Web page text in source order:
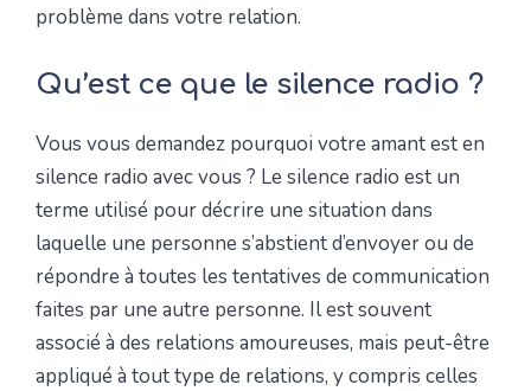
problème dans votre relation.
Qu’est ce que le silence radio ?
Vous vous demandez pourquoi votre amant est en
silence radio avec vous ? Le silence radio est un
terme utilisé pour décrire une situation dans
laquelle une personne s’abstient d’envoyer ou de
répondre à toutes les tentatives de communication
faites par une autre personne. Il est souvent
associé à des relations amoureuses, mais peut-être
appliqué à tout type de relations, y compris celles